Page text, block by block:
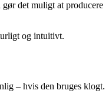
det muligt at producere
og intuitivt.
– hvis den bruges klogt.